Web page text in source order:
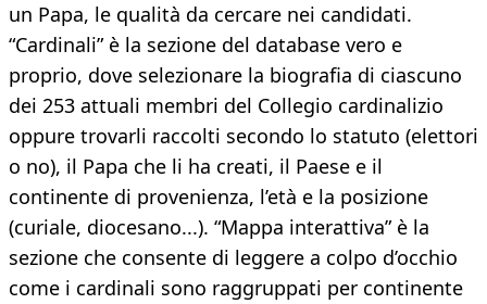
un Papa, le qualità da cercare nei candidati.
“Cardinali” è la sezione del database vero e
proprio, dove selezionare la biografia di ciascuno
dei 253 attuali membri del Collegio cardinalizio
oppure trovarli raccolti secondo lo statuto (elettori
o no), il Papa che li ha creati, il Paese e il
continente di provenienza, l’età e la posizione
(curiale, diocesano...). “Mappa interattiva” è la
sezione che consente di leggere a colpo d’occhio
come i cardinali sono raggruppati per continente